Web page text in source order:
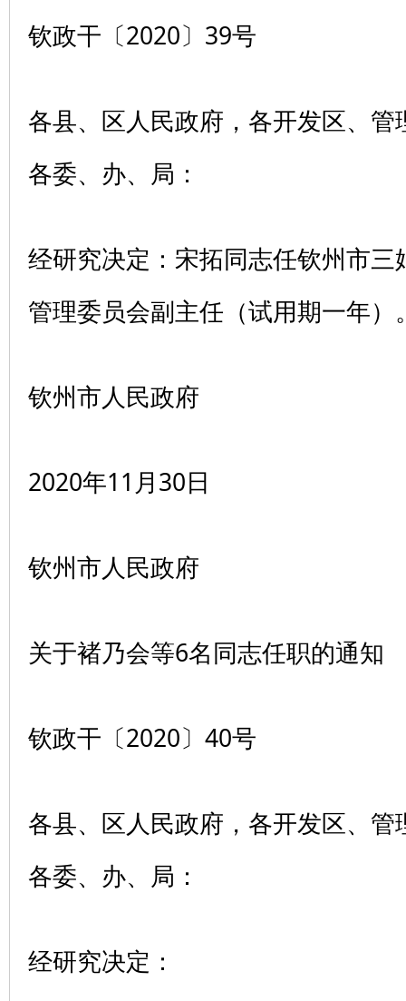
钦政干〔2020〕39号
各县、区人民政府，各开发区、管
各委、办、局：
经研究决定：宋拓同志任钦州市三
管理委员会副主任（试用期一年）
钦州市人民政府
2020年11月30日
钦州市人民政府
关于褚乃会等6名同志任职的通知
钦政干〔2020〕40号
各县、区人民政府，各开发区、管
各委、办、局：
经研究决定：